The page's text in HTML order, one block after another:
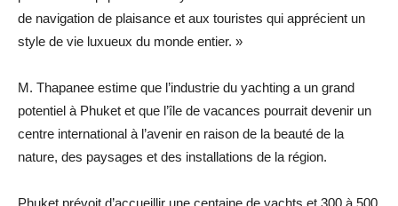
de navigation de plaisance et aux touristes qui apprécient un
style de vie luxueux du monde entier. »
M. Thapanee estime que l’industrie du yachting a un grand
potentiel à Phuket et que l’île de vacances pourrait devenir un
centre international à l’avenir en raison de la beauté de la
nature, des paysages et des installations de la région.